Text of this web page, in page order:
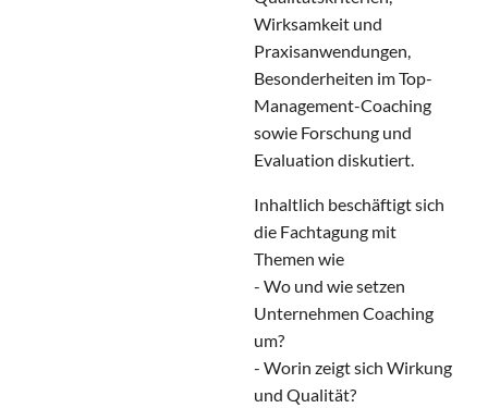
Wirksamkeit und
Praxisanwendungen,
Besonderheiten im Top-
Management-Coaching
sowie Forschung und
Evaluation diskutiert.
Inhaltlich beschäftigt sich
die Fachtagung mit
Themen wie
- Wo und wie setzen
Unternehmen Coaching
um?
- Worin zeigt sich Wirkung
und Qualität?